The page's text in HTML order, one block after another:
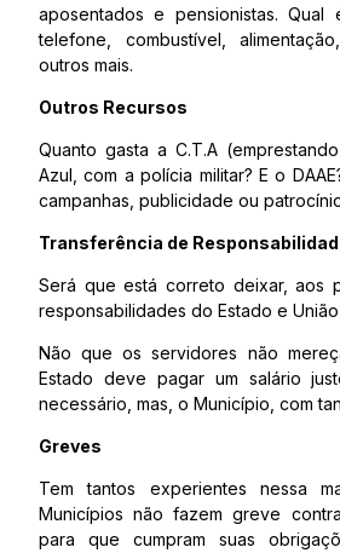
aposentados e pensionistas.
telefone, combustível,
outros mais.
Outros Recursos
Quanto gasta a C.T.A
Azul, com a polícia militar? E o
campanhas, publicidade ou
Transferência de
Será que está correto deixar, aos
responsabilidades do Estado e
Não que os servidores não
Estado deve pagar um salário
necessário, mas, o Município, com
Greves
Tem tantos experientes nessa
Municípios não fazem greve
para que cumpram suas